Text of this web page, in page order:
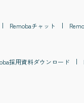
Remobaチャット
採用資料ダウンロード